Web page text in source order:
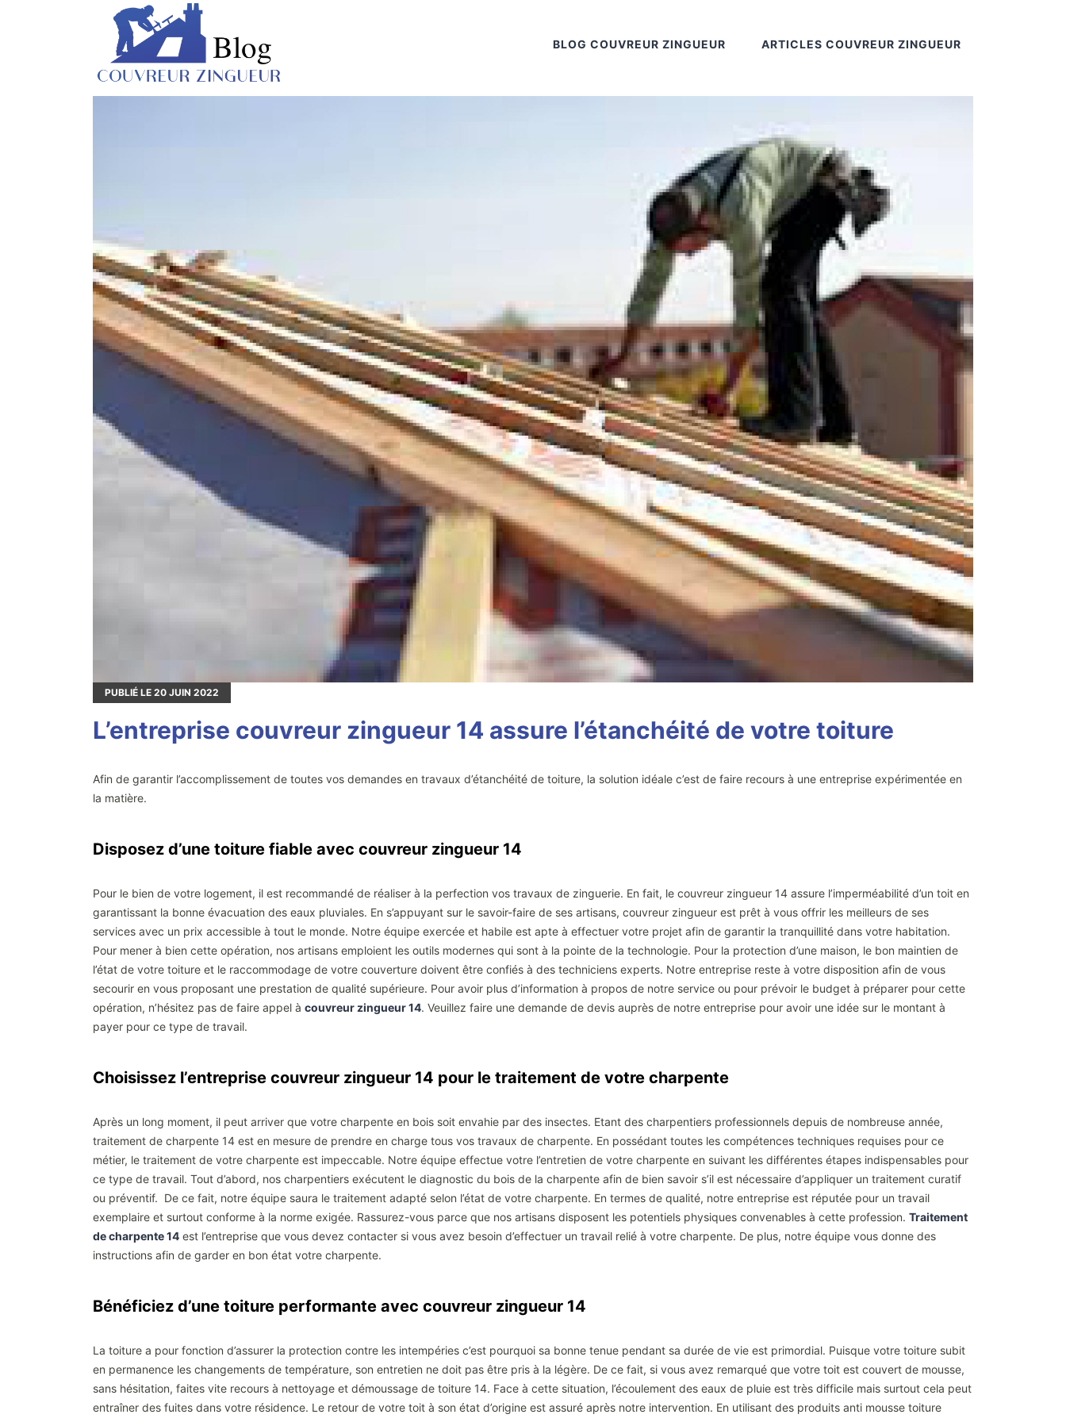
BLOG COUVREUR ZINGUEUR ARTICLES COUVREUR ZINGUEUR
PUBLIÉ LE 20 JUIN 2022
L’entreprise couvreur zingueur 14 assure l’étanchéité de votre toiture
Afin de garantir l’accomplissement de toutes vos demandes en travaux d’étanchéité de toiture, la solution idéale c’est de faire recours à une entreprise expérimentée en
la matière.
Disposez d’une toiture fiable avec couvreur zingueur 14
Pour le bien de votre logement, il est recommandé de réaliser à la perfection vos travaux de zinguerie. En fait, le couvreur zingueur 14 assure l’imperméabilité d’un toit en
garantissant la bonne évacuation des eaux pluviales. En s’appuyant sur le savoir-faire de ses artisans, couvreur zingueur est prêt à vous offrir les meilleurs de ses
services avec un prix accessible à tout le monde. Notre équipe exercée et habile est apte à effectuer votre projet afin de garantir la tranquillité dans votre habitation.
Pour mener à bien cette opération, nos artisans emploient les outils modernes qui sont à la pointe de la technologie. Pour la protection d’une maison, le bon maintien de
l’état de votre toiture et le raccommodage de votre couverture doivent être confiés à des techniciens experts. Notre entreprise reste à votre disposition afin de vous
secourir en vous proposant une prestation de qualité supérieure. Pour avoir plus d’information à propos de notre service ou pour prévoir le budget à préparer pour cette
opération, n’hésitez pas de faire appel à couvreur zingueur 14. Veuillez faire une demande de devis auprès de notre entreprise pour avoir une idée sur le montant à
payer pour ce type de travail.
Choisissez l’entreprise couvreur zingueur 14 pour le traitement de votre charpente
Après un long moment, il peut arriver que votre charpente en bois soit envahie par des insectes. Etant des charpentiers professionnels depuis de nombreuse année,
traitement de charpente 14 est en mesure de prendre en charge tous vos travaux de charpente. En possédant toutes les compétences techniques requises pour ce
métier, le traitement de votre charpente est impeccable. Notre équipe effectue votre l’entretien de votre charpente en suivant les différentes étapes indispensables pour
ce type de travail. Tout d’abord, nos charpentiers exécutent le diagnostic du bois de la charpente afin de bien savoir s’il est nécessaire d’appliquer un traitement curatif
ou préventif. De ce fait, notre équipe saura le traitement adapté selon l’état de votre charpente. En termes de qualité, notre entreprise est réputée pour un travail
exemplaire et surtout conforme à la norme exigée. Rassurez-vous parce que nos artisans disposent les potentiels physiques convenables à cette profession. Traitement
de charpente 14 est l’entreprise que vous devez contacter si vous avez besoin d’effectuer un travail relié à votre charpente. De plus, notre équipe vous donne des
instructions afin de garder en bon état votre charpente.
Bénéficiez d’une toiture performante avec couvreur zingueur 14
La toiture a pour fonction d’assurer la protection contre les intempéries c’est pourquoi sa bonne tenue pendant sa durée de vie est primordial. Puisque votre toiture subit
en permanence les changements de température, son entretien ne doit pas être pris à la légère. De ce fait, si vous avez remarqué que votre toit est couvert de mousse,
sans hésitation, faites vite recours à nettoyage et démoussage de toiture 14. Face à cette situation, l’écoulement des eaux de pluie est très difficile mais surtout cela peut
entraîner des fuites dans votre résidence. Le retour de votre toit à son état d’origine est assuré après notre intervention. En utilisant des produits anti mousse toiture